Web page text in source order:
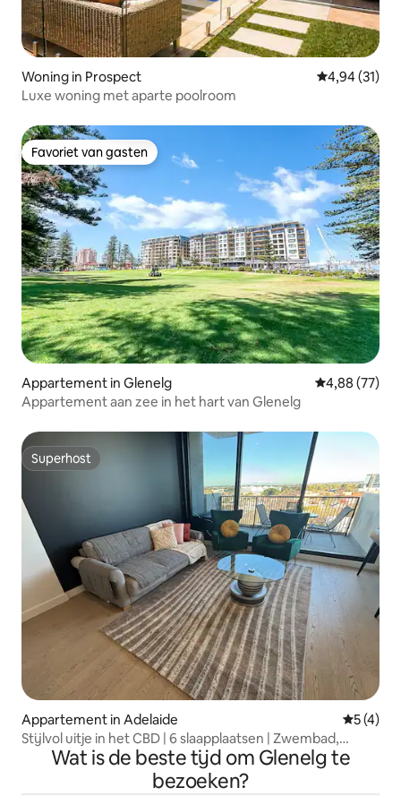
Woning in Prospect Gemiddelde
4,94 (31)
Luxe woning met aparte poolroom
Favoriet van gasten
Favoriet van gasten
Appartement in Glenelg Gemiddelde
4,88 (77)
Appartement aan zee in het hart van Glenelg
Superhost
Superhost
Appartement in Adelaide
5 (4)
Stijlvol uitje in het CBD | 6 slaapplaatsen | Zwembad,
fitnessruimte en parkeergelegenheid
Wat is de beste tijd om Glenelg te
bezoeken?